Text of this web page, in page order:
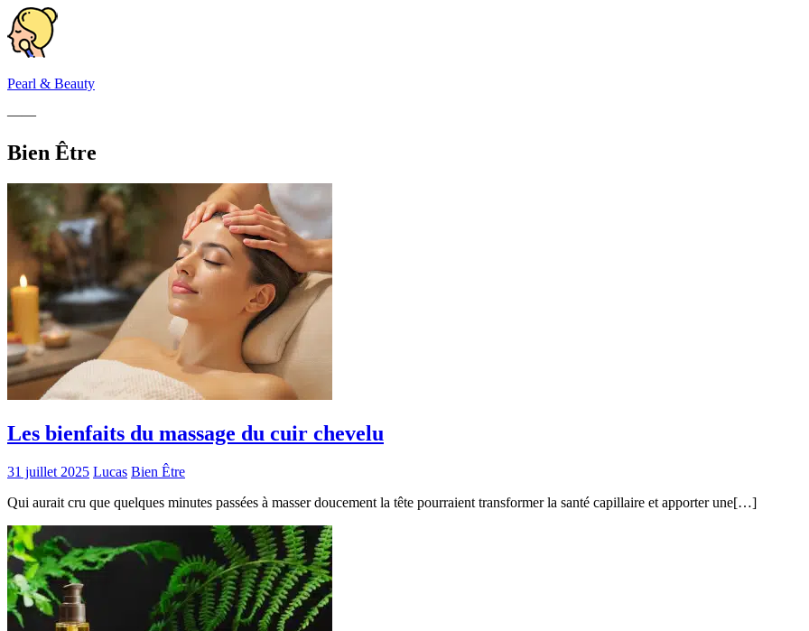
Pearl & Beauty
——
Bien Être
Les bienfaits du massage du cuir chevelu
31 juillet 2025 Lucas Bien Être
Qui aurait cru que quelques minutes passées à masser doucement la tête pourraient transformer la santé capillaire et apporter une[…]